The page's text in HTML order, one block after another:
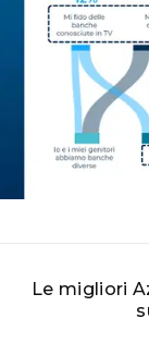
Le migliori